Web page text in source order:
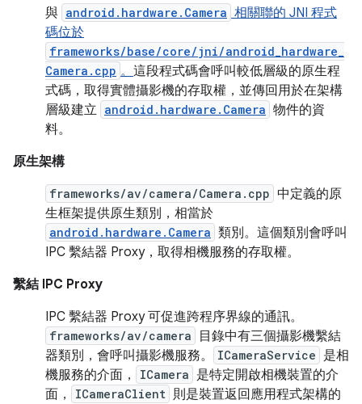
與 android.hardware.Camera 相關聯的 JNI 程式
碼位於
frameworks/base/core/jni/android_hardware_
Camera.cpp 。 這段程式碼會呼叫較低層級的原生程
式碼，取得實體攝影機的存取權，並傳回用於在架構
層級建立 android.hardware.Camera 物件的資
料。
原生架構
frameworks/av/camera/Camera.cpp 中定義的原
生框架提供原生類別，相當於
android.hardware.Camera 類別。這個類別會呼叫
IPC 繫結器 Proxy，取得相機服務的存取權。
繫結 IPC Proxy
IPC 繫結器 Proxy 可促進跨程序界線的通訊。
frameworks/av/camera
目錄中有三個攝影機繫結
器類別，會呼叫攝影機服務。
ICameraService 是相
機服務的介面，
ICamera 是特定開啟相機裝置的介
面，
ICameraClient 則是裝置返回應用程式架構的